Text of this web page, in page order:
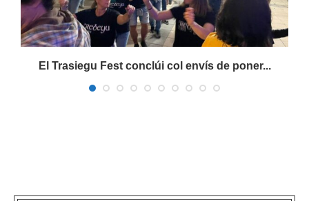
El Trasiegu Fest conclúi col envís de poner...